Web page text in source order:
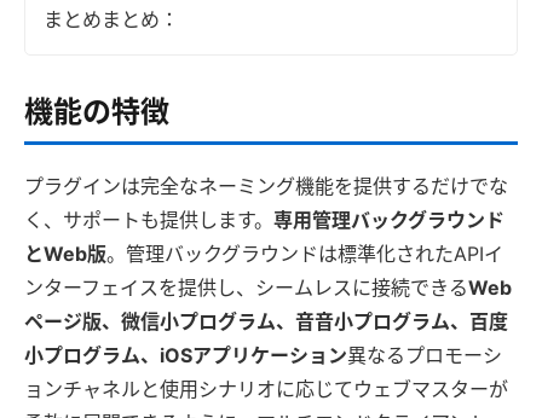
まとめまとめ：
機能の特徴
プラグインは完全なネーミング機能を提供するだけでな
く、サポートも提供します。 専用管理バックグラウンド
とWeb版。管理バックグラウンドは標準化されたAPIイ
ンターフェイスを提供し、シームレスに接続できるWeb
ページ版、微信小プログラム、音音小プログラム、百度
小プログラム、iOSアプリケーション異なるプロモーシ
ョンチャネルと使用シナリオに応じてウェブマスターが